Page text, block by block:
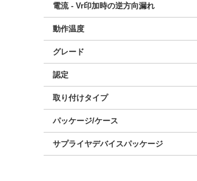
電流 - Vr印加時の逆方向漏れ
動作温度
グレード
認定
取り付けタイプ
パッケージ/ケース
サプライヤデバイスパッケージ